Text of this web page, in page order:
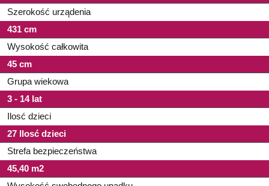
Szerokość urządenia
431 cm
Wysokość całkowita
45 cm
Grupa wiekowa
3 - 14 lat
Ilosć dzieci
27 Ilosć dzieci
Strefa bezpieczeństwa
45,40 m2